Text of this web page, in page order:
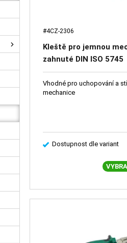
#4CZ-2306
Kleště pro jemnou
zahnuté DIN ISO 5745
Vhodné pro uchopování a
mechanice
Dostupnost dle variant